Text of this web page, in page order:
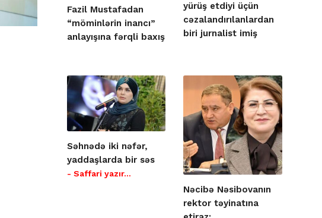
Fazil Mustafadan
“möminlərin inancı”
anlayışına fərqli baxış
yürüş etdiyi üçün
cəzalandırılanlardan
biri jurnalist imiş
Səhnədə iki nəfər,
yaddaşlarda bir səs
- Saffari yazır…
Nəcibə Nəsibovanın
rektor təyinatına